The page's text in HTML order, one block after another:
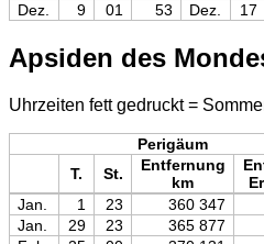
Dez.
9 01 53 Dez. 17
Apsiden des
Uhrzeiten fett gedruckt =
Perigäum
T.
St.
Entfernung
km
Jan. 1 23 360 347
Jan.
29 23 365 877